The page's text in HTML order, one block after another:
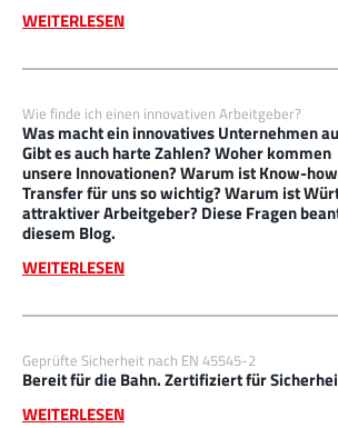
WEITERLESEN
Wie finde ich einen innovativen Arbeitgeber?
Was macht ein innovatives Unternehmen
Gibt es auch harte Zahlen? Woher kommen
unsere Innovationen? Warum ist Know-
Transfer für uns so wichtig? Warum ist
attraktiver Arbeitgeber? Diese Fragen
diesem Blog.
WEITERLESEN
Geprüfte Sicherheit nach EN 45545-2
Bereit für die Bahn. Zertifiziert für
WEITERLESEN